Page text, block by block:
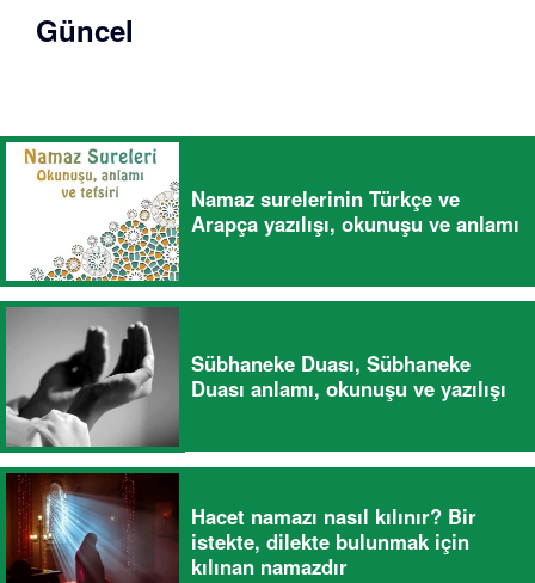
Güncel
Namaz surelerinin Türkçe ve
Arapça yazılışı, okunuşu ve anlamı
Sübhaneke Duası, Sübhaneke
Duası anlamı, okunuşu ve yazılışı
Hacet namazı nasıl kılınır? Bir
istekte, dilekte bulunmak için
kılınan namazdır